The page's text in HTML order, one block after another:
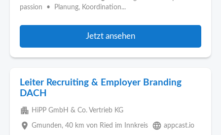
passion • Planung, Koordination...
Jetzt ansehen
Leiter Recruiting & Employer Branding
DACH
apartment HiPP GmbH & Co. Vertrieb KG
place Gmunden, 40 km von Ried im Innkreis language appcast.io